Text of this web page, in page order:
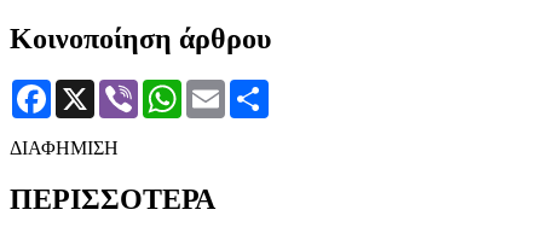
Κοινοποίηση άρθρου
Facebook
X Viber WhatsApp
Email
ΔΙΑΦΗΜΙΣΗ
ΠΕΡΙΣΣΟΤΕΡΑ